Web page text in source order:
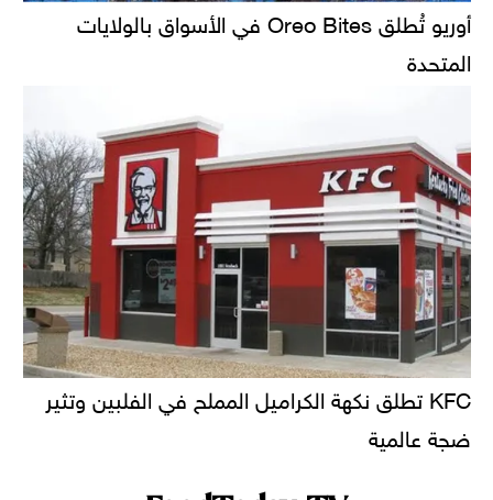
أوريو تُطلق Oreo Bites في الأسواق بالولايات
المتحدة
KFC تطلق نكهة الكراميل المملح في الفلبين وتثير
ضجة عالمية